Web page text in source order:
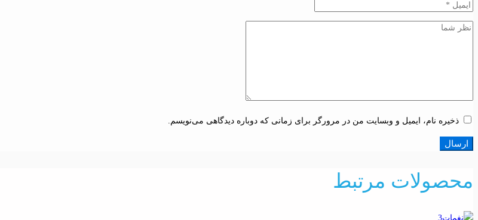
ذخیره نام، ایمیل و وبسایت من در مرورگر برای زمانی که دوباره دیدگاهی می‌نویسم.
محصولات مرتبط